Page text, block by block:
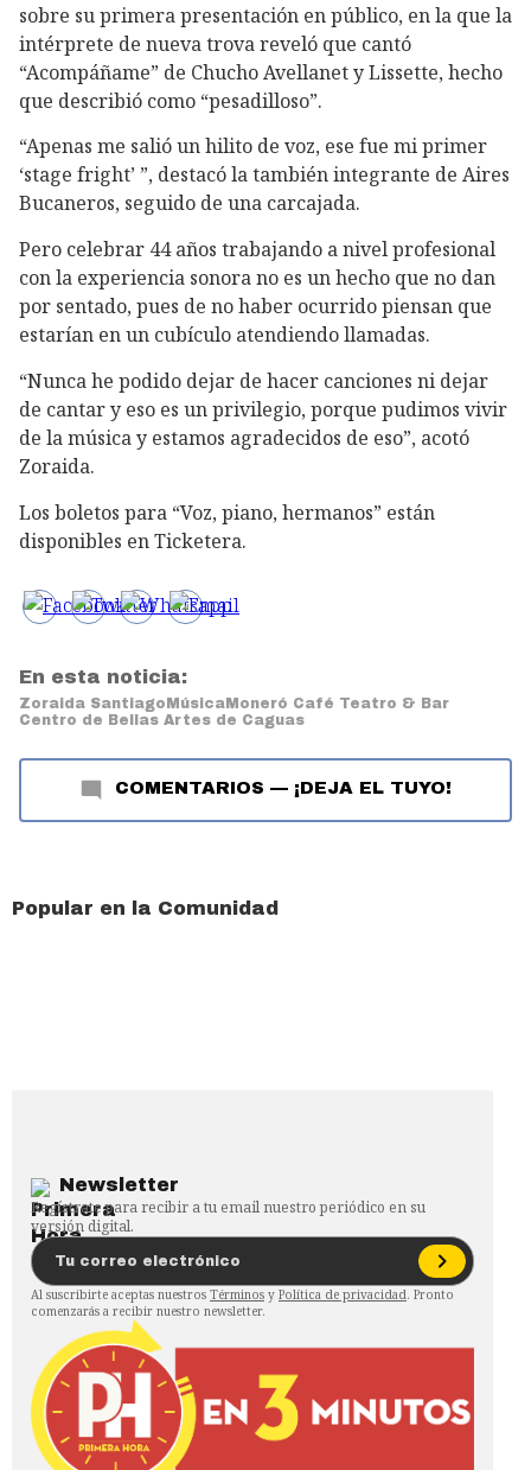
sobre su primera presentación en público, en la que la
intérprete de nueva trova reveló que cantó
“Acompáñame” de Chucho Avellanet y Lissette, hecho
que describió como “pesadilloso”.
“Apenas me salió un hilito de voz, ese fue mi primer
‘stage fright’ ”, destacó la también integrante de Aires
Bucaneros, seguido de una carcajada.
Pero celebrar 44 años trabajando a nivel profesional
con la experiencia sonora no es un hecho que no dan
por sentado, pues de no haber ocurrido piensan que
estarían en un cubículo atendiendo llamadas.
“Nunca he podido dejar de hacer canciones ni dejar
de cantar y eso es un privilegio, porque pudimos vivir
de la música y estamos agradecidos de eso”, acotó
Zoraida.
Los boletos para “Voz, piano, hermanos” están
disponibles en Ticketera.
En esta noticia:
Zoraida SantiagoMúsicaMoneró Café Teatro & Bar
Centro de Bellas Artes de Caguas
COMENTARIOS — ¡DEJA EL TUYO!
Popular en la Comunidad
Newsletter
Regístrate para recibir a tu email nuestro periódico en su
versión digital.
Al suscribirte aceptas nuestros Términos y Política de privacidad. Pronto
comenzarás a recibir nuestro newsletter.